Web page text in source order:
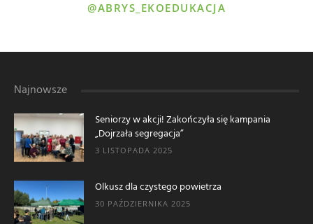
@ABRYS_EKOEDUKACJA
Najnowsze
Seniorzy w akcji! Zakończyła się kampania
„Dojrzała segregacja”
3 LISTOPADA 2025
Olkusz dla czystego powietrza
30 PAŹDZIERNIKA 2025